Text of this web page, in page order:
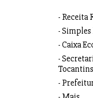
Receita
Simples
Caixa
Tocantins